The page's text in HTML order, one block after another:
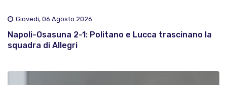
Giovedì, 06 Agosto 2026
Napoli-Osasuna 2-1: Politano e Lucca trascinano la
squadra di Allegri